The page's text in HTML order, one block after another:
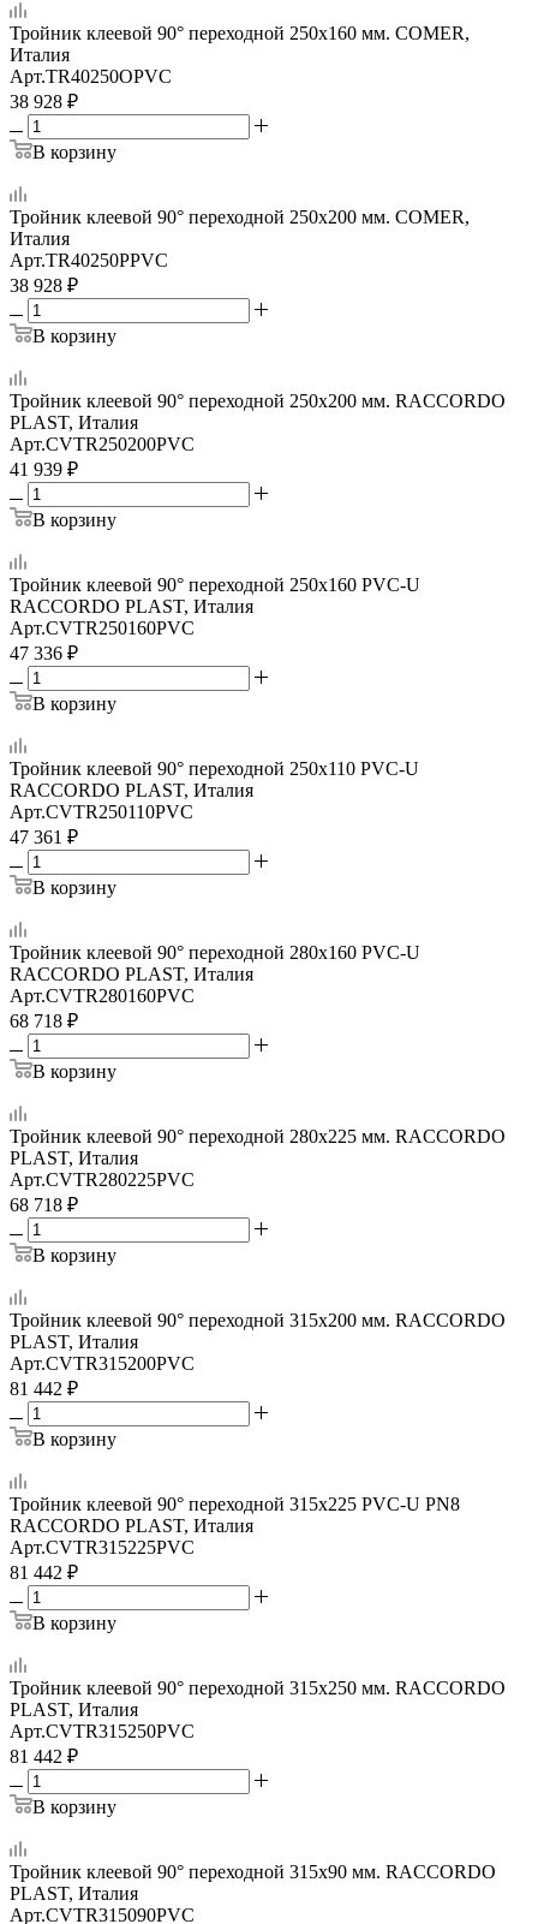
Тройник клеевой 90° переходной 250x160 мм. COMER,
Италия
Арт.TR40250OPVC
38 928 ₽
В корзину
Тройник клеевой 90° переходной 250x200 мм. COMER,
Италия
Арт.TR40250PPVC
38 928 ₽
В корзину
Тройник клеевой 90° переходной 250x200 мм. RACCORDO
PLAST, Италия
Арт.CVTR250200PVC
41 939 ₽
В корзину
Тройник клеевой 90° переходной 250x160 PVC-U
RACCORDO PLAST, Италия
Арт.CVTR250160PVC
47 336 ₽
В корзину
Тройник клеевой 90° переходной 250x110 PVC-U
RACCORDO PLAST, Италия
Арт.CVTR250110PVC
47 361 ₽
В корзину
Тройник клеевой 90° переходной 280x160 PVC-U
RACCORDO PLAST, Италия
Арт.CVTR280160PVC
68 718 ₽
В корзину
Тройник клеевой 90° переходной 280x225 мм. RACCORDO
PLAST, Италия
Арт.CVTR280225PVC
68 718 ₽
В корзину
Тройник клеевой 90° переходной 315x200 мм. RACCORDO
PLAST, Италия
Арт.CVTR315200PVC
81 442 ₽
В корзину
Тройник клеевой 90° переходной 315x225 PVC-U PN8
RACCORDO PLAST, Италия
Арт.CVTR315225PVC
81 442 ₽
В корзину
Тройник клеевой 90° переходной 315x250 мм. RACCORDO
PLAST, Италия
Арт.CVTR315250PVC
81 442 ₽
В корзину
Тройник клеевой 90° переходной 315x90 мм. RACCORDO
PLAST, Италия
Арт.CVTR315090PVC